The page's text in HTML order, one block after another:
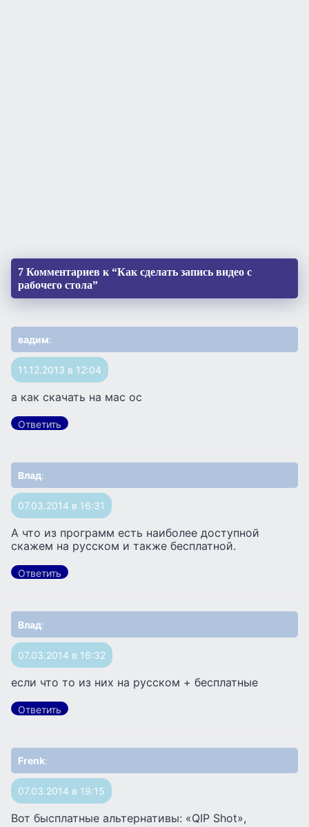
7 Комментариев к “Как сделать запись видео с
рабочего стола”
вадим:
11.12.2013 в 12:04
а как скачать на мас ос
Ответить
Влад:
07.03.2014 в 16:31
А что из программ есть наиболее доступной
скажем на русском и также бесплатной.
Ответить
Влад:
07.03.2014 в 16:32
если что то из них на русском + бесплатные
Ответить
Frenk:
07.03.2014 в 19:15
Вот бысплатные альтернативы: «QIP Shot»,